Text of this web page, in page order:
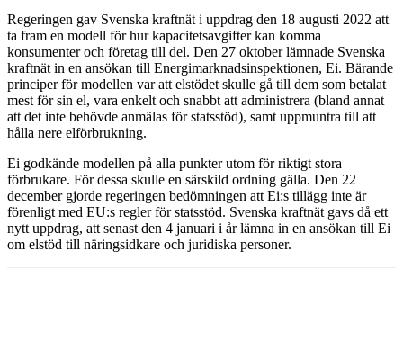
Regeringen gav Svenska kraftnät i uppdrag den 18 augusti 2022 att
ta fram en modell för hur kapacitetsavgifter kan komma
konsumenter och företag till del. Den 27 oktober lämnade Svenska
kraftnät in en ansökan till Energimarknadsinspektionen, Ei. Bärande
principer för modellen var att elstödet skulle gå till dem som betalat
mest för sin el, vara enkelt och snabbt att administrera (bland annat
att det inte behövde anmälas för statsstöd), samt uppmuntra till att
hålla nere elförbrukning.
Ei godkände modellen på alla punkter utom för riktigt stora
förbrukare. För dessa skulle en särskild ordning gälla. Den 22
december gjorde regeringen bedömningen att Ei:s tillägg inte är
förenligt med EU:s regler för statsstöd. Svenska kraftnät gavs då ett
nytt uppdrag, att senast den 4 januari i år lämna in en ansökan till Ei
om elstöd till näringsidkare och juridiska personer.